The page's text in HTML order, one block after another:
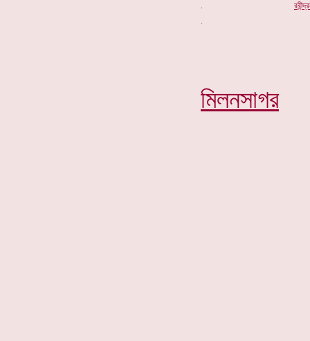
. র
.
মিলনসাগর